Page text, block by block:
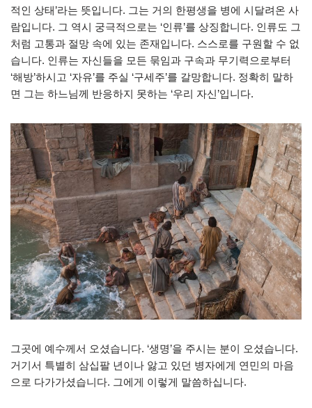
적인 상태’라는 뜻입니다. 그는 거의 한평생을 병에 시달려온 사
람입니다. 그 역시 궁극적으로는 ‘인류’를 상징합니다. 인류도 그
처럼 고통과 절망 속에 있는 존재입니다. 스스로를 구원할 수 없
습니다. 인류는 자신들을 모든 묶임과 구속과 무기력으로부터
‘해방’하시고 ‘자유’를 주실 ‘구세주’를 갈망합니다. 정확히 말하
면 그는 하느님께 반응하지 못하는 ‘우리 자신’입니다.
그곳에 예수께서 오셨습니다. ‘생명’을 주시는 분이 오셨습니다.
거기서 특별히 삼십팔 년이나 앓고 있던 병자에게 연민의 마음
으로 다가가셨습니다. 그에게 이렇게 말씀하십니다.